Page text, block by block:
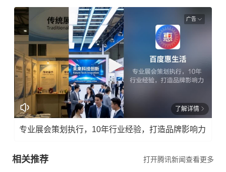
广告
了解详情
专业展会策划执行，10年行业经验，打造品牌影响力
相关推荐 打开腾讯新闻查看更多